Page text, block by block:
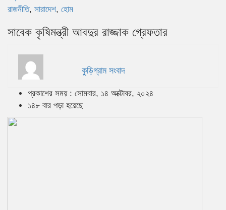
রাজনীতি, সারাদেশ, হোম
সাবেক কৃষিমন্ত্রী আবদুর রাজ্জাক গ্রেফতার
কুড়িগ্রাম সংবাদ
প্রকাশের সময় : সোমবার, ১৪ অক্টোবর, ২০২৪
১৪৮ বার পড়া হয়েছে